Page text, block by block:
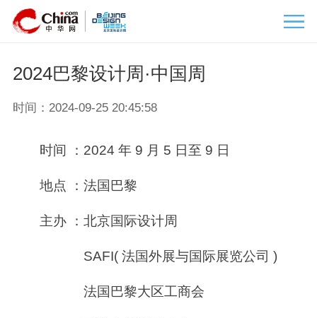
京国际设计周
2024巴黎设计周·中国周
时间：2024-09-25 20:45:58
时间 ：2024 年 9 月 5 日至 9 日
地点 ：法国巴黎
主办 ：北京国际设计周
SAFI( 法国外展与国际展览公司 )
法国巴黎大区工商会